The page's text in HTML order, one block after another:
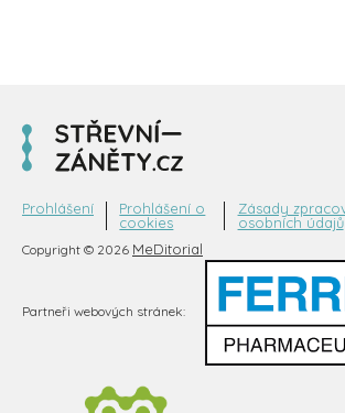
Copyright © 2026 MeDitorial
Prohlášení
Prohlášení o
cookies
Zásady
osobních údajů
Partneři webových stránek: